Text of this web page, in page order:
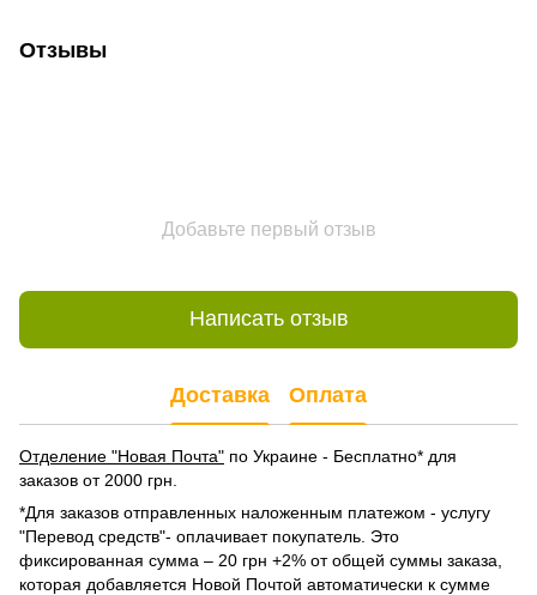
Отзывы
Добавьте первый отзыв
Написать отзыв
Доставка Оплата
Отделение "Новая Почта" по Украине - Бесплатно* для
заказов от 2000 грн.
*Для заказов отправленных наложенным платежом - услугу
"Перевод средств"- оплачивает покупатель. Это
фиксированная сумма – 20 грн +2% от общей суммы заказа,
которая добавляется Новой Почтой автоматически к сумме